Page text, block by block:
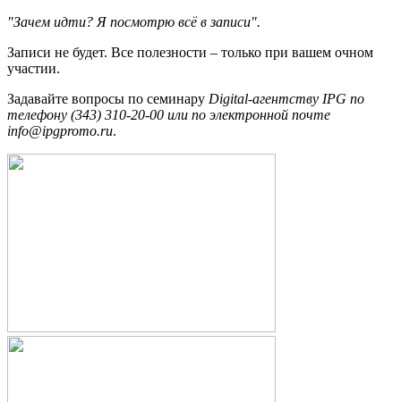
"Зачем идти? Я посмотрю всё в записи".
Записи не будет. Все полезности – только при вашем очном
участии.
Задавайте вопросы по семинару Digital-агентству IPG по
телефону (343) 310-20-00 или по электронной почте
info@ipgpromo.ru.